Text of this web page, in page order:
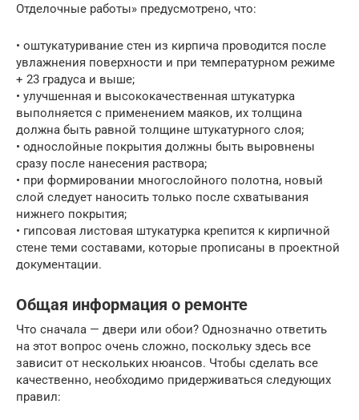
Отделочные работы» предусмотрено, что:
• оштукатуривание стен из кирпича проводится после
увлажнения поверхности и при температурном режиме
+ 23 градуса и выше;
• улучшенная и высококачественная штукатурка
выполняется с применением маяков, их толщина
должна быть равной толщине штукатурного слоя;
• однослойные покрытия должны быть выровнены
сразу после нанесения раствора;
• при формировании многослойного полотна, новый
слой следует наносить только после схватывания
нижнего покрытия;
• гипсовая листовая штукатурка крепится к кирпичной
стене теми составами, которые прописаны в проектной
документации.
Общая информация о ремонте
Что сначала — двери или обои? Однозначно ответить
на этот вопрос очень сложно, поскольку здесь все
зависит от нескольких нюансов. Чтобы сделать все
качественно, необходимо придерживаться следующих
правил: